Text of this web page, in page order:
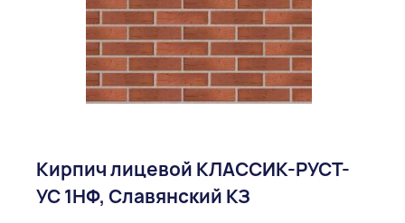
Кирпич лицевой КЛАССИК-РУСТ-
УС 1НФ, Славянский КЗ